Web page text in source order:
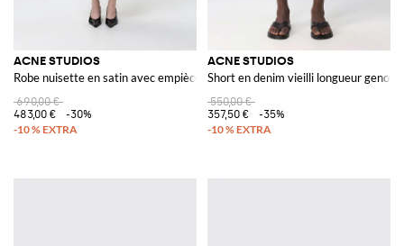
ACNE STUDIOS
Robe nuisette en satin avec empiècements en dentelle
690,00 €
483,00 €
-30%
ACNE STUDIOS
Short en denim vieilli longueur genou
550,00 €
357,50 €
-35%